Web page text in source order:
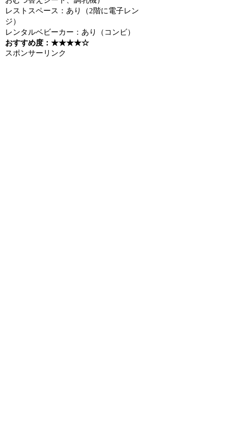
レストスペース：あり（2階に電子レン
ジ）
レンタルベビーカー：あり（コンビ）
おすすめ度：★★★★☆
スポンサーリンク